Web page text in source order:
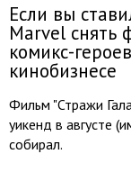
Если вы
Marvel снять
комикс-
кинобизнесе
Фильм "Стражи
уикенд в августе
собирал.